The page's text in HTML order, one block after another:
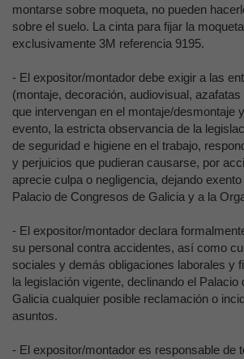
montarse sobre moqueta, no pueden
sobre el suelo. La cinta para fijar la
exclusivamente 3M referencia 9195.
- El expositor/montador debe exigir a las
(montaje, decoración, audiovisual,
que intervengan en el montaje/desmontaje
evento, la estricta observancia de la
de seguridad e higiene en el trabajo,
y perjuicios que pudieran causarse, por
aprecie culpa o negligencia, dejando
Palacio de Congresos de Galicia y a la
- El expositor/montador declara
su personal contra accidentes, así como
sociales y demás obligaciones laborales y
la legislación vigente, declinando el Palacio
Galicia cualquier posible reclamación o
asuntos.
- El expositor/montador es responsable de